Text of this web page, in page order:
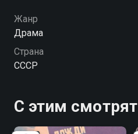
Жанр
Драма
Страна
СССР
С этим смотрят